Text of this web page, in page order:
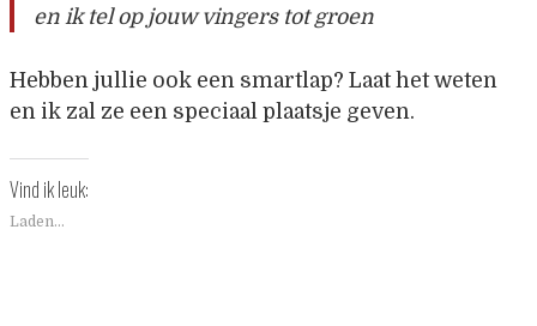
en ik tel op jouw vingers tot groen
Hebben jullie ook een smartlap? Laat het weten
en ik zal ze een speciaal plaatsje geven.
Vind ik leuk:
Laden...